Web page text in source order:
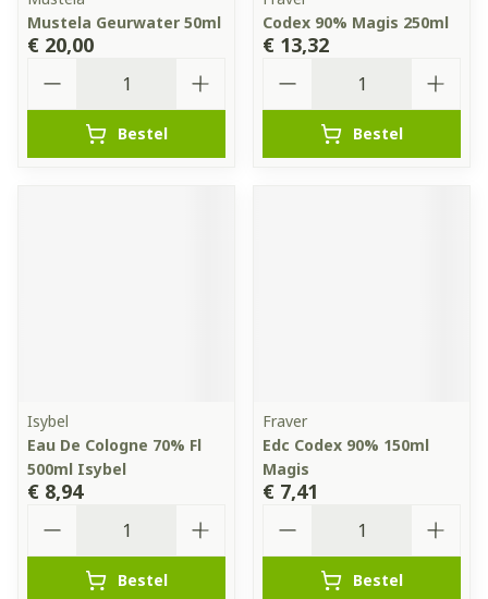
Mustela Geurwater 50ml
€ 20,00
Bestel
Codex 90% Magis 250ml
€ 13,32
Bestel
Isybel
Eau De Cologne 70% Fl
500ml Isybel
€ 8,94
Bestel
Fraver
Edc Codex 90% 150ml
Magis
€ 7,41
Bestel